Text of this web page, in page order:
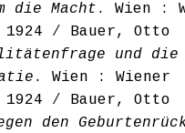
die Macht . Wien :
/ Bauer, Otto
und die
. Wien : Wiener
/ Bauer, Otto
den